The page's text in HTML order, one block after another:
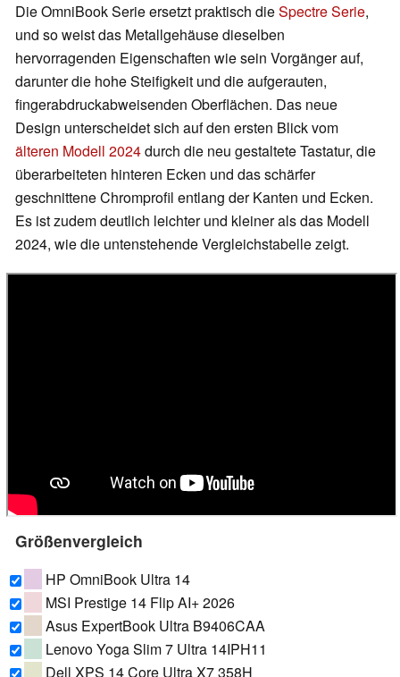
Die OmniBook Serie ersetzt praktisch dieSpectre Serie,
und so weist das Metallgehäuse dieselben
hervorragenden Eigenschaften wie sein Vorgänger auf,
darunter die hohe Steifigkeit und die aufgerauten,
fingerabdruckabweisenden Oberflächen. Das neue
Design unterscheidet sich auf den ersten Blick vom
älteren Modell 2024durch die neu gestaltete Tastatur, die
überarbeiteten hinteren Ecken und das schärfer
geschnittene Chromprofil entlang der Kanten und Ecken.
Es ist zudem deutlich leichter und kleiner als das Modell
2024, wie die untenstehende Vergleichstabelle zeigt.
Größenvergleich
HP OmniBook Ultra 14
MSI Prestige 14 Flip AI+ 2026
Asus ExpertBook Ultra B9406CAA
Lenovo Yoga Slim 7 Ultra 14IPH11
Dell XPS 14 Core Ultra X7 358H